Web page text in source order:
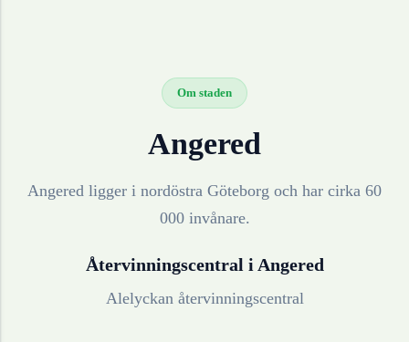
Om staden
Angered
Angered ligger i nordöstra Göteborg och har cirka 60
000 invånare.
Återvinningscentral i Angered
Alelyckan återvinningscentral